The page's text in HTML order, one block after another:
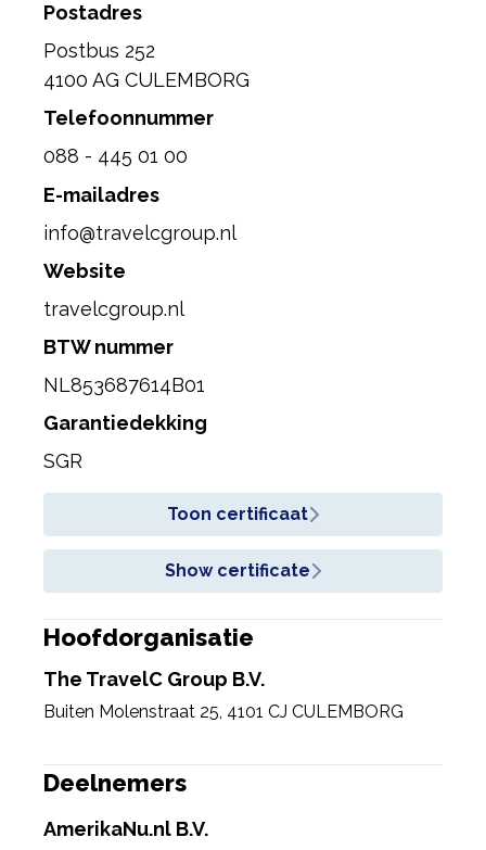
Postadres
Postbus 252
4100 AG CULEMBORG
Telefoonnummer
088 - 445 01 00
E-mailadres
info@travelcgroup.nl
Website
travelcgroup.nl
BTW nummer
NL853687614B01
Garantiedekking
SGR
Toon certificaat
Show certificate
Hoofdorganisatie
The TravelC Group B.V.
Buiten Molenstraat 25, 4101 CJ CULEMBORG
Deelnemers
AmerikaNu.nl B.V.